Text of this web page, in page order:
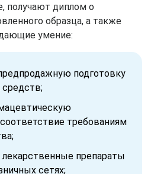
получают диплом о
образца, а также
умение:
подготовку
требованиям
препараты
сетях;